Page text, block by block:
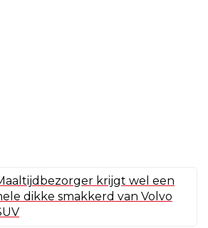
krijgt wel een
dikke smakkerd van Volvo